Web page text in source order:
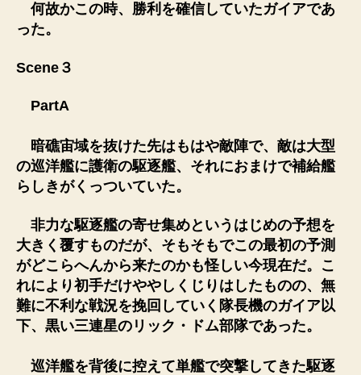
何故かこの時、勝利を確信していたガイアであ
った。
Scene３
PartA
暗礁宙域を抜けた先はもはや敵陣で、敵は大型
の巡洋艦に護衛の駆逐艦、それにおまけで補給艦
らしきがくっついていた。
非力な駆逐艦の寄せ集めというはじめの予想を
大きく覆すものだが、そもそもでこの最初の予測
がどこらへんから来たのかも怪しい今現在だ。こ
れにより初手だけややしくじりはしたものの、無
難に不利な戦況を挽回していく隊長機のガイア以
下、黒い三連星のリック・ドム部隊であった。
巡洋艦を背後に控えて単艦で突撃してきた駆逐